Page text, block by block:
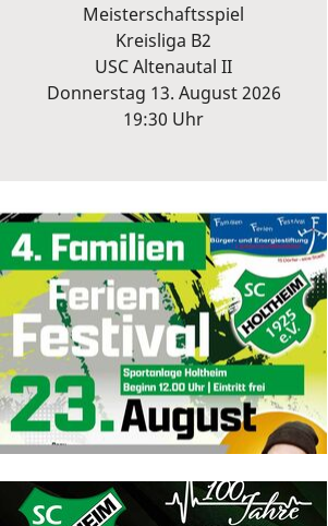
Meisterschaftsspiel
Kreisliga B2
USC Altenautal II
Donnerstag 13. August 2026
19:30 Uhr